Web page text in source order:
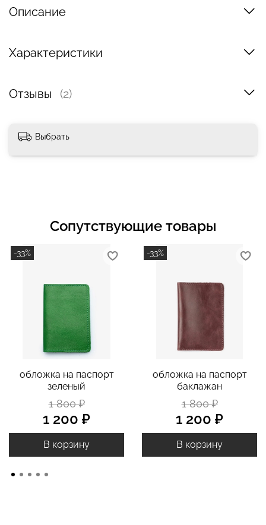
Описание
Характеристики
Отзывы (2)
Выбрать
Сопутствующие товары
-33%
обложка на паспорт
зеленый
1 800 ₽
1 200 ₽
В корзину
-33%
обложка на паспорт
баклажан
1 800 ₽
1 200 ₽
В корзину